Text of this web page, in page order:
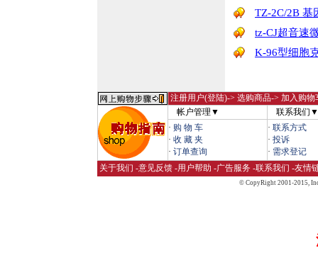
TZ-2C/2B 基
tz-CJ超音速
K-96型细胞
注册用户(登陆)-> 选购商品-> 加入购
帐户管理▼
联系我们▼
· 购 物 车
· 收 藏 夹
· 订单查询
· 联系方式
· 投诉
· 需求登记
关于我们 -意见反馈 -用户帮助 -广告服务 -联系我们 -友情
© CopyRight 2001-2015,